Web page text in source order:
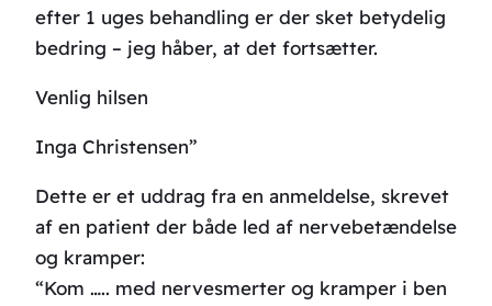
efter 1 uges behandling er der sket betydelig
bedring – jeg håber, at det fortsætter.
Venlig hilsen
Inga Christensen”
Dette er et uddrag fra en anmeldelse, skrevet
af en patient der både led af nervebetændelse
og kramper:
“Kom ….. med nervesmerter og kramper i ben